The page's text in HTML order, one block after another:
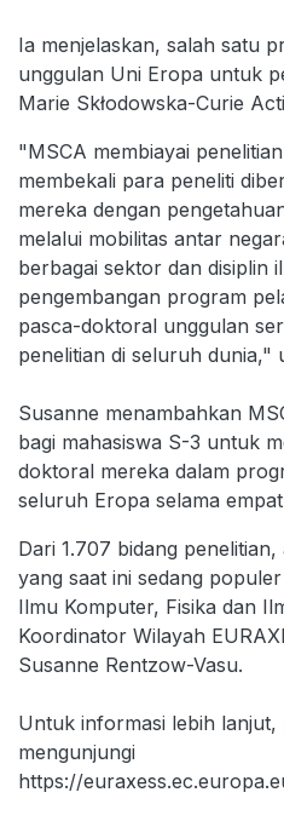
Ia menjelaskan, salah satu
unggulan Uni Eropa untuk
Marie Skłodowska-Curie
"MSCA membiayai
membekali para peneliti
mereka dengan
melalui mobilitas antar
berbagai sektor dan disiplin
pengembangan program
pasca-doktoral unggulan
penelitian di seluruh dunia,"
Susanne menambahkan
bagi mahasiswa S-3 untuk
doktoral mereka dalam
seluruh Eropa selama
Dari 1.707 bidang
yang saat ini sedang
Ilmu Komputer, Fisika dan
Koordinator Wilayah
Susanne Rentzow-Vasu.
Untuk informasi lebih lanjut,
mengunjungi
https://